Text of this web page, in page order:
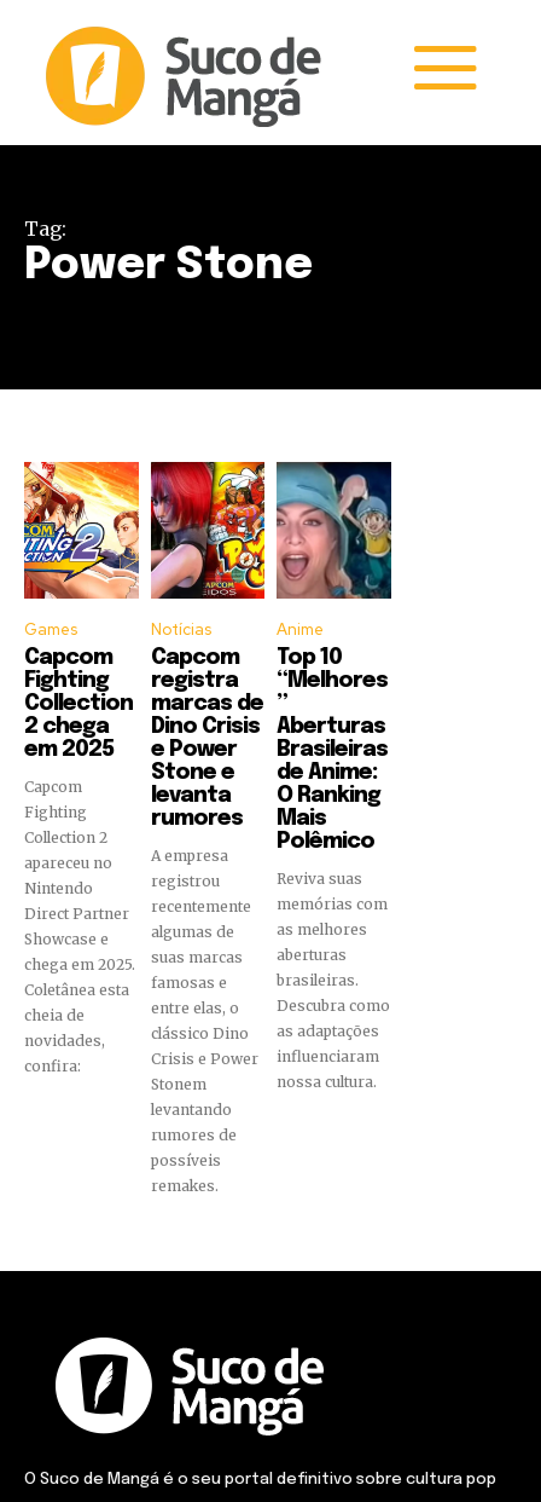
Tag:
Power Stone
Games
Capcom
Fighting
Collection
2 chega
em 2025
Capcom
Fighting
Collection 2
apareceu no
Nintendo
Direct Partner
Showcase e
chega em 2025.
Coletânea esta
cheia de
novidades,
confira:
Notícias
Capcom
registra
marcas de
Dino Crisis
e Power
Stone e
levanta
rumores
A empresa
registrou
recentemente
algumas de
suas marcas
famosas e
entre elas, o
clássico Dino
Crisis e Power
Stonem
levantando
rumores de
possíveis
remakes.
Anime
Top 10
“Melhores
”
Aberturas
Brasileiras
de Anime:
O Ranking
Mais
Polêmico
Reviva suas
memórias com
as melhores
aberturas
brasileiras.
Descubra como
as adaptações
influenciaram
nossa cultura.
O Suco de Mangá é o seu portal definitivo sobre cultura pop